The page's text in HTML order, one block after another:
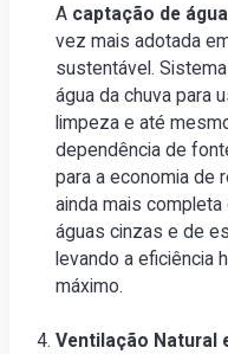
A captação de
vez mais adotada
sustentável.
água da chuva para
limpeza e até
dependência de
para a economia de
ainda mais
águas cinzas e de
levando a eficiência
máximo.
Ventilação Natural